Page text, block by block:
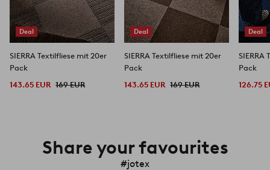
Deal
SIERRA Textilfliese mit 20er
Pack
143.65 EUR 169 EUR
Deal
SIERRA Textilfliese mit 20er
Pack
143.65 EUR 169 EUR
Deal
SIERRA
Pack
126.75
Share your favourites
#jotex